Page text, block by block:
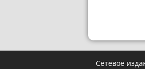
Сетевое